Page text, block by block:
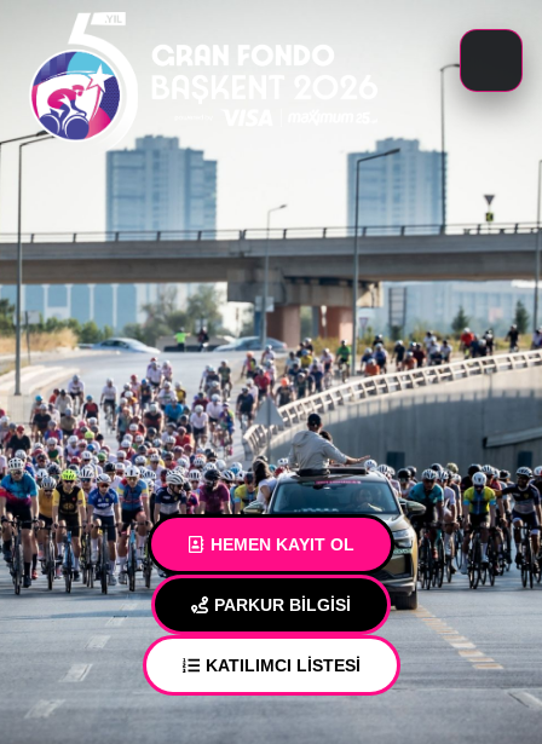
HEMEN KAYIT OL
PARKUR BİLGİSİ
KATILIMCI LİSTESİ